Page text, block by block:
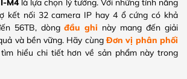
M4là lựa chọn lý tưởng. Với những tính năng
kết nối 32 camera IP hay 4 ổ cứng có khả
56TB, dòngđầu ghi này mang đến giải
và bền vững. Hãy cùngĐơn vị phân phối
hiểu chi tiết hơn về sản phẩm này trong